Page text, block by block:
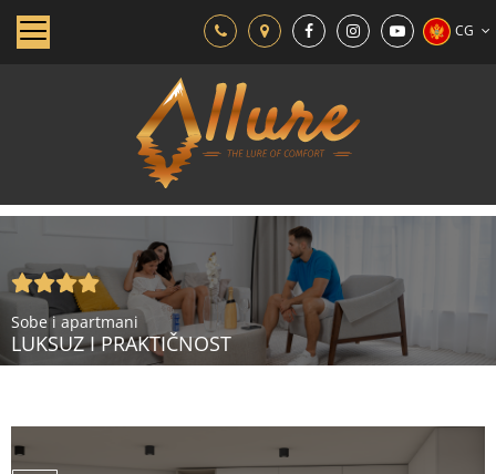
CG
Sobe i apartmani
LUKSUZ I PRAKTIČNOST